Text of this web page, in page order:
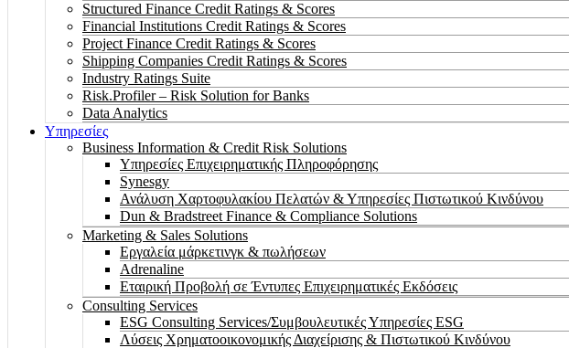
Structured Finance Credit Ratings & Scores
Financial Institutions Credit Ratings & Scores
Project Finance Credit Ratings & Scores
Shipping Companies Credit Ratings & Scores
Industry Ratings Suite
Risk.Profiler – Risk Solution for Banks
Data Analytics
Υπηρεσίες
Business Information & Credit Risk Solutions
Υπηρεσίες Επιχειρηματικής Πληροφόρησης
Synesgy
Ανάλυση Χαρτοφυλακίου Πελατών & Υπηρεσίες Πιστωτικού Κινδύνου
Dun & Bradstreet Finance & Compliance Solutions
Marketing & Sales Solutions
Εργαλεία μάρκετινγκ & πωλήσεων
Adrenaline
Εταιρική Προβολή σε Έντυπες Επιχειρηματικές Εκδόσεις
Consulting Services
ESG Consulting Services/Συμβουλευτικές Υπηρεσίες ESG
Λύσεις Χρηματοοικονομικής Διαχείρισης & Πιστωτικού Κινδύνου